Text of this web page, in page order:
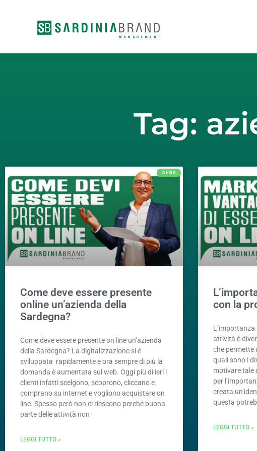
Tag:
NEWS
Come deve essere presente
online un’azienda della
Sardegna?
Come deve essere presente on line un’azienda
della Sardegna? La digitalizzazione si è
sviluppata rapidamente e ora sempre di più la
domanda è aumentata sul web. Oggi più di ieri i
clienti infatti scelgono, scoprono, cliccano e
comprano su internet e vogliono acquistare on
line. Spesso però non ci riescono perché buona
parte delle attività non
LEGGI TUTTO »
con la
L’importanza
attività è
che permette
quali sono i
motivare tale
per
creata
questa
LEGGI TUTTO »